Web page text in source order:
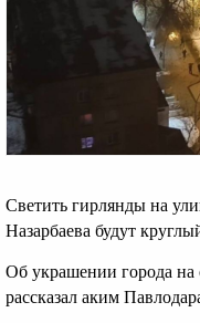
Светить гирлянды на
Назарбаева будут
Об украшении города на
рассказал аким